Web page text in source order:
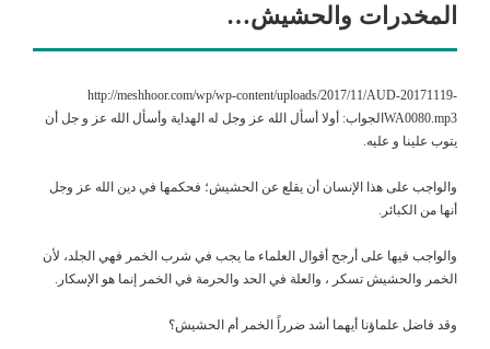
المخدرات والحشيش…
http://meshhoor.com/wp/wp-content/uploads/2017/11/AUD-20171119-
WA0080.mp3الجواب: أولا أسأل الله عز وجل له الهداية وأسأل الله عز و جل أن
يتوب علينا و عليه.
والواجب على هذا الإنسان أن يقلع عن الحشيش؛ فحكمها في دين الله عز وجل
أنها من الكبائر.
والواجب فيها على أرجح أقوال العلماء ما يجب في شرب الخمر فهي الجلد، لأن
الخمر والحشيش تسكر ، والعلة في الحد والحرمة في الخمر إنما هو الإسكار.
وقد فاضل علماؤنا أيهما أشد ضرراً الخمر أم الحشيش؟